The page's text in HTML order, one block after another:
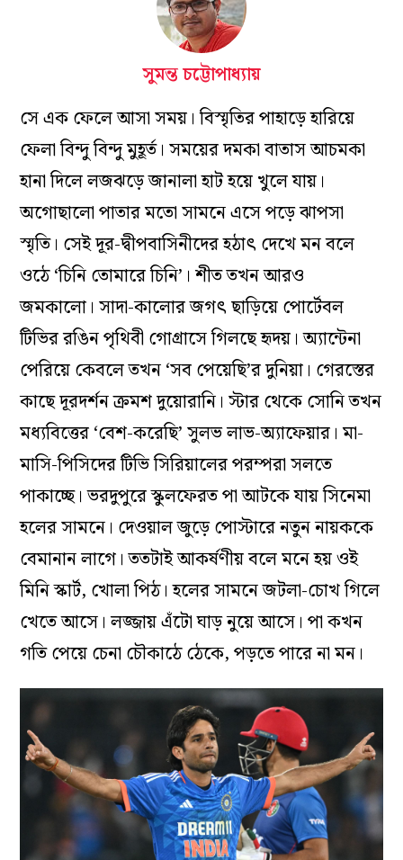
সুমন্ত চট্টোপাধ্যায়
সে এক ফেলে আসা সময়। বিস্মৃতির পাহাড়ে হারিয়ে
ফেলা বিন্দু বিন্দু মুহূর্ত। সময়ের দমকা বাতাস আচমকা
হানা দিলে লজঝড়ে জানালা হাট হয়ে খুলে যায়।
অগোছালো পাতার মতো সামনে এসে পড়ে ঝাপসা
স্মৃতি। সেই দূর-দ্বীপবাসিনীদের হঠাৎ দেখে মন বলে
ওঠে ‘চিনি তোমারে চিনি’। শীত তখন আর‌ও
জমকালো। সাদা-কালোর জগৎ ছাড়িয়ে পোর্টেবল
টিভির রঙিন পৃথিবী গোগ্রাসে গিলছে হৃদয়। অ্যান্টেনা
পেরিয়ে কেবলে তখন ‘সব পেয়েছি’র দুনিয়া। গেরস্তের
কাছে দূরদর্শন ক্রমশ দুয়োরানি। স্টার থেকে সোনি তখন
মধ্যবিত্তের ‘বেশ-করেছি’ সুলভ লাভ-অ্যাফেয়ার। মা-
মাসি-পিসিদের টিভি সিরিয়ালের পরম্পরা সলতে
পাকাচ্ছে। ভরদুপুরে স্কুলফেরত পা আটকে যায় সিনেমা
হলের সামনে। দেওয়াল জুড়ে পোস্টারে নতুন নায়ককে
বেমানান লাগে। ততটাই আকর্ষণীয় বলে মনে হয় ওই
মিনি স্কার্ট, খোলা পিঠ। হলের সামনে জটলা-চোখ গিলে
খেতে আসে। লজ্জায় এঁটো ঘাড় নুয়ে আসে। পা কখন
গতি পেয়ে চেনা চৌকাঠে ঠেকে, পড়তে পারে না মন।